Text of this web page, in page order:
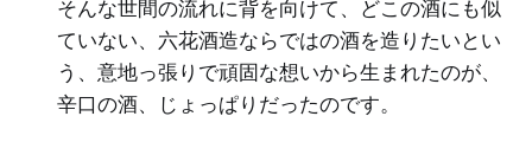
そんな世間の流れに背を向けて、どこの酒にも似
ていない、六花酒造ならではの酒を造りたいとい
う、意地っ張りで頑固な想いから生まれたのが、
辛口の酒、じょっぱりだったのです。